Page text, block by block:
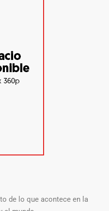
de lo que acontece en la